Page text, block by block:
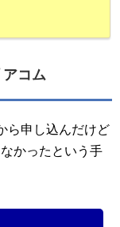
コム
ら申し込んだけど
かったという手